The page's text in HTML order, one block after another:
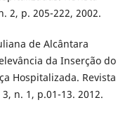
2, p. 205-222, 2002.
de Alcântara
da Inserção do
Hospitalizada. Revista
n. 1, p.01-13. 2012.